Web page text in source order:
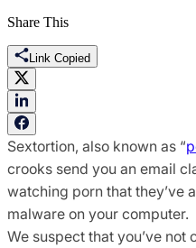
Share This
Link Copied
Sextortion, also known as “
crooks send you an email
watching porn that they’ve
malware on your computer.
We suspect that you’ve not